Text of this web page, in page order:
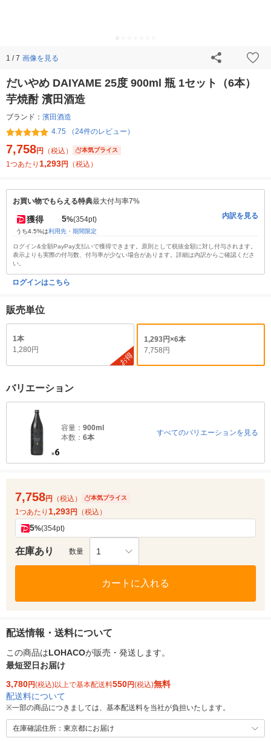
1 / 7 画像を見る
だいやめ DAIYAME 25度 900ml 瓶 1セット（6本）
芋焼酎 濱田酒造
ブランド： 濱田酒造
4.75 （24件のレビュー）
7,758円 （税込） 本気プライス
1つあたり 1,293円 （税込）
お買い物でもらえる特典最大付与率7%
獲得 5%(354pt)
うち4.5%は利用先・期間限定
内訳を見る
ログイン&全額PayPay支払いで獲得できます。原則として税抜金額に対し付与されます。
表示よりも実際の付与数、付与率が少ない場合があります。詳細は内訳からご確認くださ
い。
ログインはこちら
販売単位
1本
1,280円
お得
1,293円×6本
7,758円
バリエーション
容量： 900ml
本数： 6本
すべてのバリエーションを見る
7,758円 （税込） 本気プライス
1つあたり 1,293円 （税込）
5%(354pt)
在庫あり 数量 1
カートに入れる
配送情報・送料について
この商品はLOHACOが販売・発送します。
最短翌日お届け
3,780円(税込)以上で基本配送料550円(税込)無料
配送料について
※一部の商品につきましては、基本配送料を当社が負担いたします。
在庫確認住所：東京都にお届け